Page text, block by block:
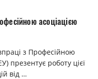
асоціацією
з Професійною
презентує роботу цієї
від …